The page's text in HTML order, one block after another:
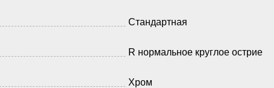
Стандартная
R нормальное круглое острие
Хром